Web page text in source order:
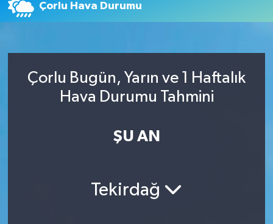
Çorlu Hava Durumu
Çorlu Bugün, Yarın ve 1 Haftalık
Hava Durumu Tahmini
ŞU AN
Tekirdağ
Asayiş Yaşam
Eğitim